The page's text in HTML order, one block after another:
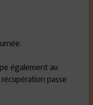
également au
passe